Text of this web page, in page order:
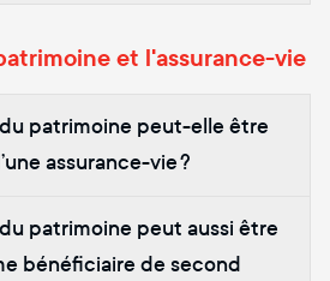
et l'assurance-vie
patrimoine peut-elle être
assurance-vie ?
patrimoine peut aussi être
bénéficiaire de second